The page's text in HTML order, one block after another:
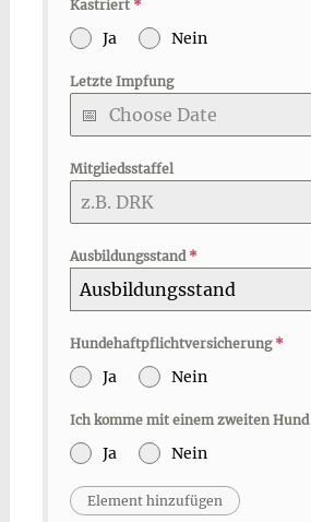
Kastriert *
Ja Nein
Letzte Impfung
Mitgliedsstaffel
Ausbildungsstand *
Ausbildungsstand
Hundehaftpflichtversicherung *
Ja Nein
Ich komme mit einem zweiten Hund
Ja Nein